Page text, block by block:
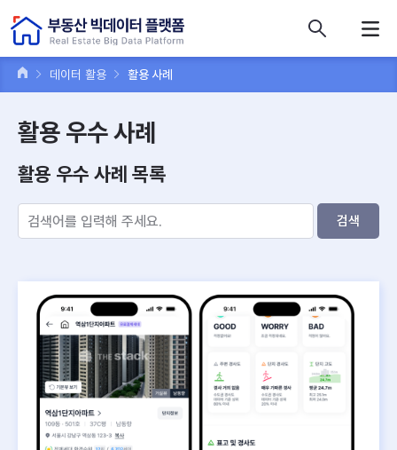
데이터 활용 활용 사례
활용 우수 사례
활용 우수 사례 목록
검색